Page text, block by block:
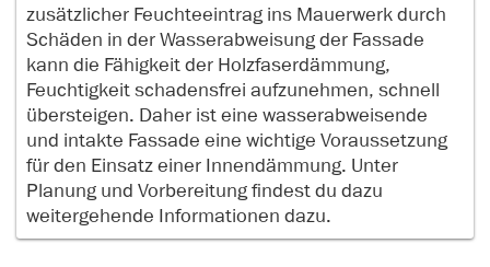
zusätzlicher Feuchteeintrag ins Mauerwerk durch
Schäden in der Wasserabweisung der Fassade
kann die Fähigkeit der Holzfaserdämmung,
Feuchtigkeit schadensfrei aufzunehmen, schnell
übersteigen. Daher ist eine wasserabweisende
und intakte Fassade eine wichtige Voraussetzung
für den Einsatz einer Innendämmung. Unter
Planung und Vorbereitung findest du dazu
weitergehende Informationen dazu.